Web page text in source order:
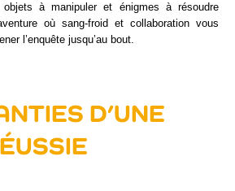
objets à manipuler et énigmes à résoudre
où sang-froid et collaboration vous
l’enquête jusqu’au bout.
D’UNE